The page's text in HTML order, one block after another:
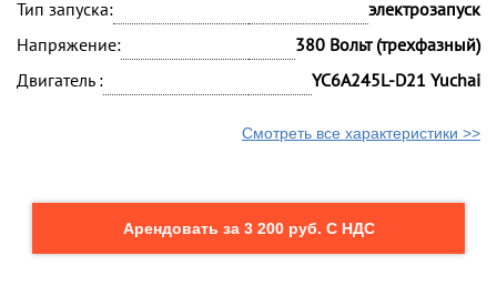
Тип запуска:
электрозапуск
Напряжение:
380 Вольт (трехфазный)
Двигатель :
YC6A245L-D21 Yuchai
Смотреть все характеристики >>
Арендовать за 3 200 руб. С НДС